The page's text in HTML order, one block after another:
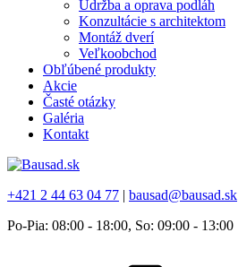
Údržba a oprava podláh
Konzultácie s architektom
Montáž dverí
Veľkoobchod
Obľúbené produkty
Akcie
Časté otázky
Galéria
Kontakt
+421 2 44 63 04 77 | bausad@bausad.sk
Po-Pia: 08:00 - 18:00, So: 09:00 - 13:00